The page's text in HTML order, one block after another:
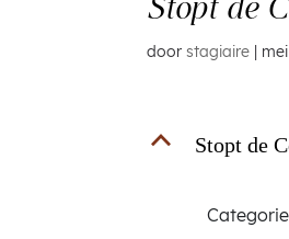
doorstagiaire |
B Stopt de